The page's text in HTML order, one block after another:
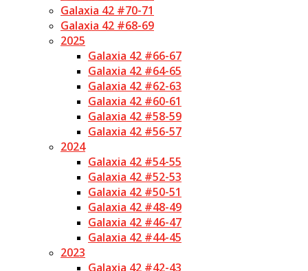
Galaxia 42 #70-71
Galaxia 42 #68-69
2025
Galaxia 42 #66-67
Galaxia 42 #64-65
Galaxia 42 #62-63
Galaxia 42 #60-61
Galaxia 42 #58-59
Galaxia 42 #56-57
2024
Galaxia 42 #54-55
Galaxia 42 #52-53
Galaxia 42 #50-51
Galaxia 42 #48-49
Galaxia 42 #46-47
Galaxia 42 #44-45
2023
Galaxia 42 #42-43